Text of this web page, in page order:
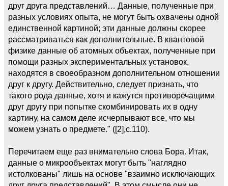
друг друга представлений… Данные, полученные при
разных условиях опыта, не могут быть охвачены одной
единственной картиной; эти данные должны скорее
рассматриваться как дополнительные. В квантовой
физике данные об атомных объектах, полученные при
помощи разных экспериментальных установок,
находятся в своеобразном дополнительном отношении
друг к другу. Действительно, следует признать, что
такого рода данные, хотя и кажутся противоречащими
друг другу при попытке скомбинировать их в одну
картину, на самом деле исчерпывают все, что мы
можем узнать о предмете." ([2],с.110).
Перечитаем еще раз внимательно слова Бора. Итак,
данные о микрообъектах могут быть "наглядно
истолкованы" лишь на основе "взаимно исключающих